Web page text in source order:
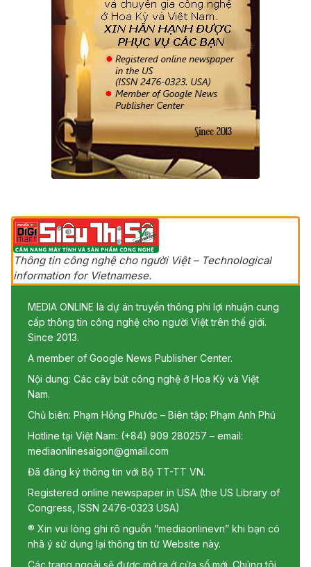
Thông tin công nghệ cho người Việt – Technological
information for Vietnamese.
MEDIA ONLINE là dự án truyền thông phi lợi nhuận cung
cấp thông tin công nghệ cho người Việt trên thế giới.
Since 2013.
A member of Google News Publisher Center.
Nội dung: Các cây bút công nghệ ở Hoa Kỳ và Việt
Nam.
Chủ biên: Phạm Hồng Phước – Biên tập: Phạm Anh Phú
Hotline tại Việt Nam: (+84) 909 280257 – email:
mediaonlinesaigon@gmail.com
Đã đăng ký thông tin với Bộ TT-TT VN.
Registered online newspaper in USA (the US Library of
Congress, ISSN 2476-0323 USA)
® Xin vui lòng ghi rõ nguồn “mediaonlinevn” khi bạn có
nhã ý sử dụng lại thông tin từ Website này.